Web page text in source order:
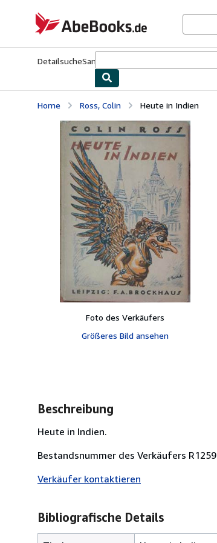
AbeBooks.de
DetailsucheSammlungen
Home Ross, Colin Heute in Indien
Foto des Verkäufers
Größeres Bild ansehen
Beschreibung
Heute in Indien.
Bestandsnummer des Verkäufers R1259
Verkäufer kontaktieren
Bibliografische Details